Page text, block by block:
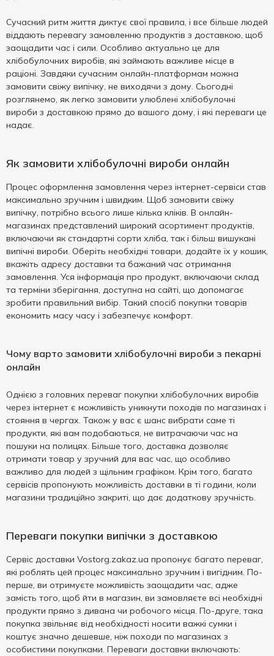
Сучасний ритм життя диктує свої правила, і все більше людей
віддають перевагу замовленню продуктів з доставкою, щоб
заощадити час і сили. Особливо актуально це для
хлібобулочних виробів, які займають важливе місце в
раціоні. Завдяки сучасним онлайн-платформам можна
замовити свіжу випічку, не виходячи з дому. Сьогодні
розглянемо, як легко замовити улюблені хлібобулочні
вироби з доставкою прямо до вашого дому, і які переваги це
надає.
Як замовити хлібобулочні вироби онлайн
Процес оформлення замовлення через інтернет-сервіси став
максимально зручним і швидким. Щоб замовити свіжу
випічку, потрібно всього лише кілька кліків. В онлайн-
магазинах представлений широкий асортимент продуктів,
включаючи як стандартні сорти хліба, так і більш вишукані
випічні вироби. Оберіть необхідні товари, додайте їх у кошик,
вкажіть адресу доставки та бажаний час отримання
замовлення. Уся інформація про продукт, включаючи склад
та терміни зберігання, доступна на сайті, що допомагає
зробити правильний вибір. Такий спосіб покупки товарів
економить масу часу і забезпечує комфорт.
Чому варто замовити хлібобулочні вироби з пекарні
онлайн
Однією з головних переваг покупки хлібобулочних виробів
через інтернет є можливість уникнути походів по магазинах і
стояння в чергах. Також у вас є шанс вибрати саме ті
продукти, які вам подобаються, не витрачаючи час на
пошуки на полицях. Більше того, доставка дозволяє
отримати товар у зручний для вас час, що особливо
важливо для людей з щільним графіком. Крім того, багато
сервісів пропонують можливість доставки в ті години, коли
магазини традиційно закриті, що дає додаткову зручність.
Переваги покупки випічки з доставкою
Сервіс доставки Vostorg.zakaz.ua пропонує багато переваг,
які роблять цей процес максимально зручним і вигідним. По-
перше, ви отримуєте можливість заощадити час, адже
замість того, щоб йти в магазин, ви замовляєте всі необхідні
продукти прямо з дивана чи робочого місця. По-друге, така
покупка звільняє від необхідності носити важкі сумки і
коштує значно дешевше, ніж походи по магазинах з
особистими покупками. Переваги доставки включають: